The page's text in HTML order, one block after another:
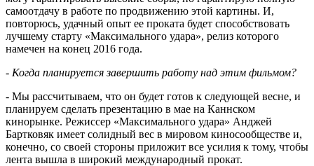
самоотдачу в работе по продвижению этой картины. И,
повторюсь, удачный опыт ее проката будет способствовать
лучшему старту «Максимального удара», релиз которого
намечен на конец 2016 года.
- Когда планируется завершить работу над этим фильмом?
- Мы рассчитываем, что он будет готов к следующей весне, и
планируем сделать презентацию в мае на Каннском
кинорынке. Режиссер «Максимального удара» Анджей
Бартковяк имеет солидный вес в мировом киносообществе и,
конечно, со своей стороны приложит все усилия к тому, чтобы
лента вышла в широкий международный прокат.